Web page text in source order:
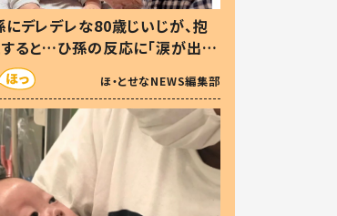
にデレデレな80歳じいじが、抱
すると…ひ孫の反応に「涙が出ま
「可愛くて仕方ない」
ほ・とせなNEWS編集部